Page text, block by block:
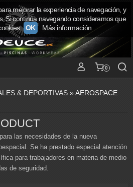
0
& DEPORTIVAS »AEROSPACE
las necesidades de la nueva
Se ha prestado especial atención
para trabajadores en materia de medio
de seguridad.
mejorar la experiencia de navegación, y
Si continúa navegando consideramos que
OK Más información